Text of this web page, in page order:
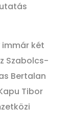
két
Szabolcs-
Bertalan
Tibor